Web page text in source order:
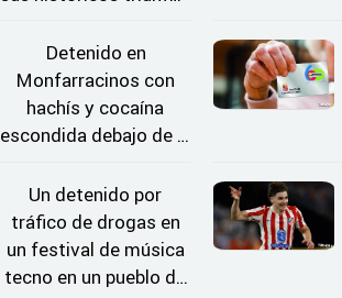
Detenido en
Monfarracinos con
hachís y cocaína
escondida debajo de la
coche
Un detenido por
tráfico de drogas en
un festival de música
tecno en un pueblo de